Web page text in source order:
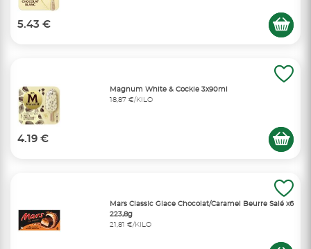
5.43 €
Magnum White & Cockie 3x90ml
18,87 €/KILO
4.19 €
Mars Classic Glace Chocolat/Caramel Beurre Salé x6
223,8g
21,81 €/KILO